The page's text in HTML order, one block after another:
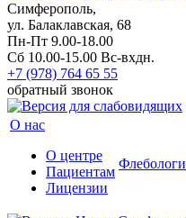
Симферополь,
ул. Балаклавская, 68
Пн-Пт 9.00-18.00
Сб 10.00-15.00 Вс-вхдн.
+7 (978) 764 65 55
обратный звонок
О нас
О центре
Пациентам
Лицензии
Флебологи